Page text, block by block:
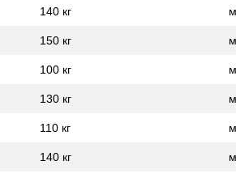
140 кг
150 кг
100 кг
130 кг
110 кг
140 кг